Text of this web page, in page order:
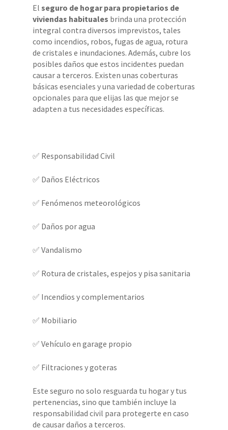
Elseguro de hogar para propietarios de
viviendas habituales brinda una protección
integral contra diversos imprevistos, tales
como incendios, robos, fugas de agua, rotura
de cristales e inundaciones. Además, cubre los
posibles daños que estos incidentes puedan
causar a terceros. Existen unas coberturas
básicas esenciales y una variedad de coberturas
opcionales para que elijas las que mejor se
adapten a tus necesidades específicas.
✅ Responsabilidad Civil
✅ Daños Eléctricos
✅ Fenómenos meteorológicos
✅ Daños por agua
✅ Vandalismo
✅ Rotura de cristales, espejos y pisa sanitaria
✅ Incendios y complementarios
✅ Mobiliario
✅ Vehículo en garage propio
✅ Filtraciones y goteras
Este seguro no solo resguarda tu hogar y tus
pertenencias, sino que también incluye la
responsabilidad civil para protegerte en caso
de causar daños a terceros.